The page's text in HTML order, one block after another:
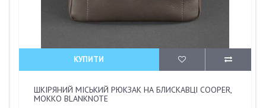
КУПИТИ
ШКІРЯНИЙ МІСЬКИЙ РЮКЗАК НА БЛИСКАВЦІ COOPER,
МОККО BLANKNOTE